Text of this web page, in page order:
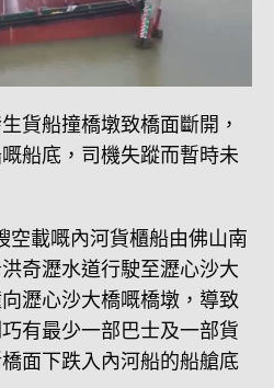
貨船撞橋墩致橋面斷開，
船底，司機失蹤而暫時未
空載嘅內河貨櫃船由佛山南
奇瀝水道行駛至瀝心沙大
瀝心沙大橋嘅橋墩，導致
有最少一部巴士及一部貨
面下跌入內河船的船艙底